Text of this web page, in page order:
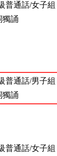
普通話/女子組
獨誦
普通話/男子組
獨誦
普通話/女子組